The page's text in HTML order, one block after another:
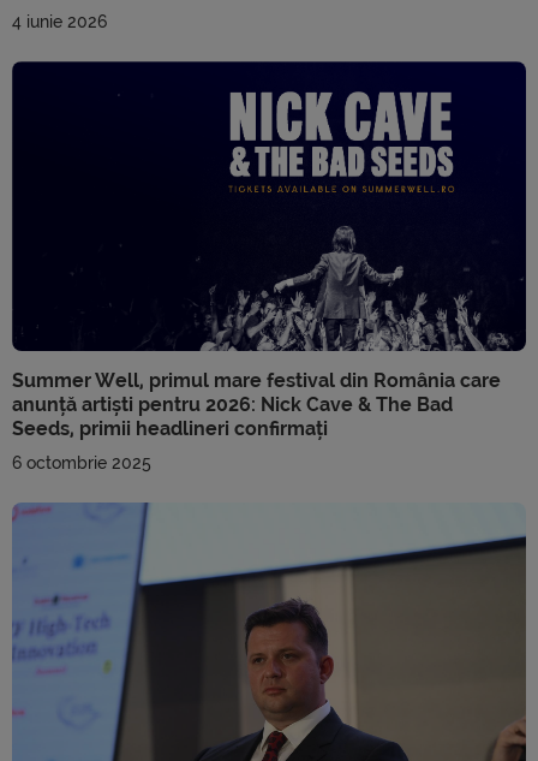
4 iunie 2026
Summer Well, primul mare festival din România care
anunță artiști pentru 2026: Nick Cave & The Bad
Seeds, primii headlineri confirmați
6 octombrie 2025